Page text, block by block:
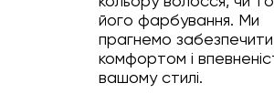
його фарбування. Ми
прагнемо
комфортом і
вашому стилі.